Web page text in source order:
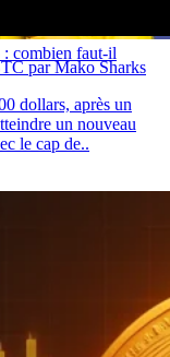
: combien faut-il
par Mako Sharks
dollars, après un
un nouveau
le cap de..